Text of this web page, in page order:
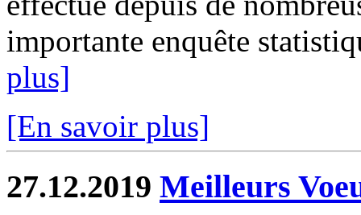
importante enquête
plus]
[En savoir plus]
27.12.2019 Meilleurs